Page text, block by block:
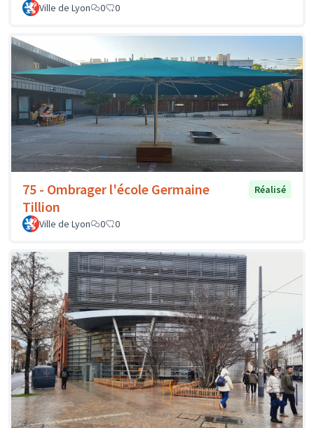
Ville de Lyon 0 0
75 - Ombrager l'école Germaine
Tillion
Réalisé
Ville de Lyon 0 0